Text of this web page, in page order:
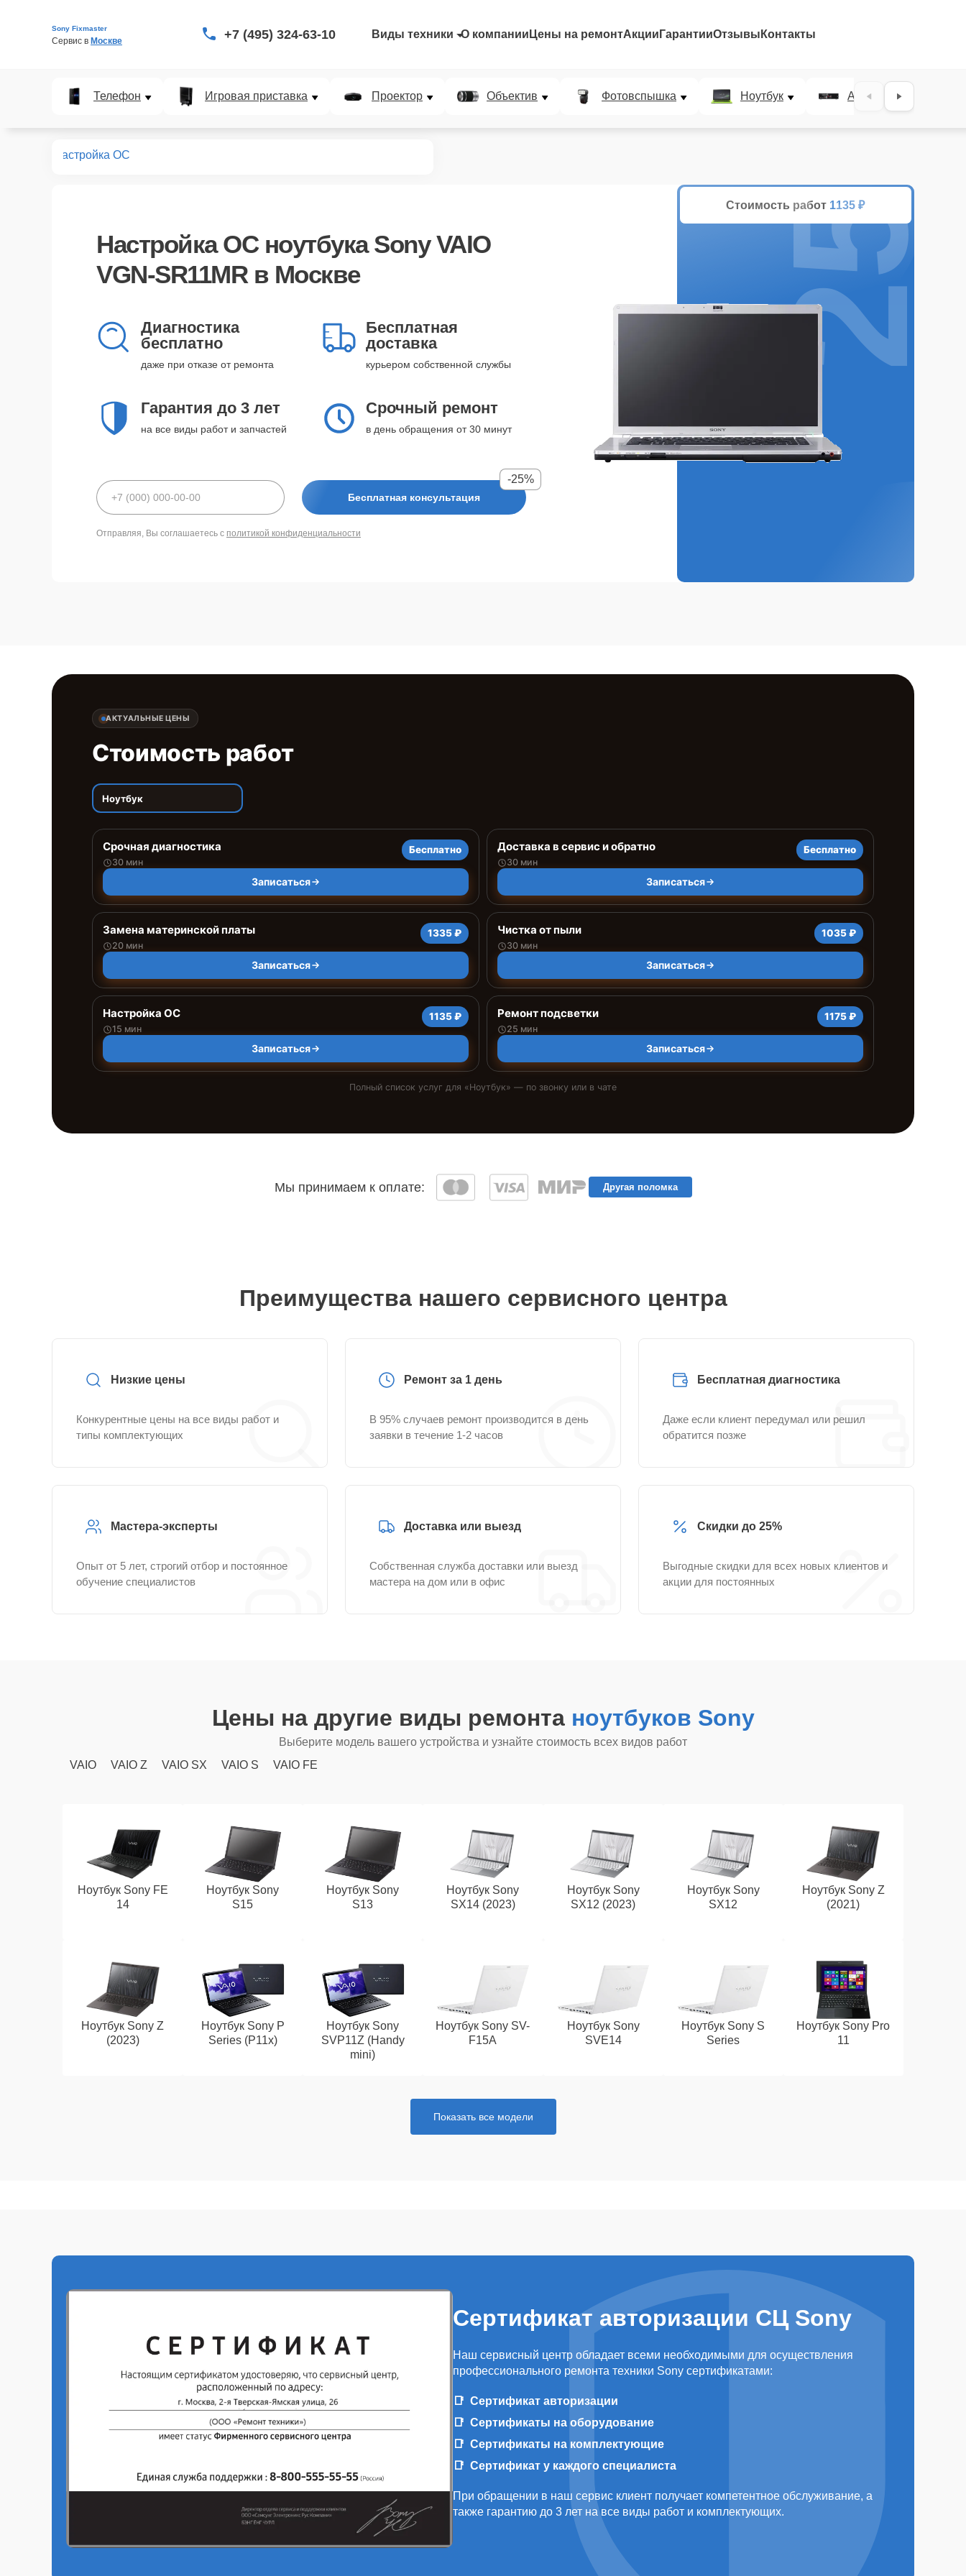
Sony Fixmaster
Сервис в Москве +7 (495) 324-63-10 Виды техники О компании Цены на ремонтАкции ГарантииОтзывы Контакты
Телефон Игровая приставка Проектор Объектив Фотовспышка Ноутбук AV-ресивер
Настройка ОС
Настройка ОС ноутбука Sony VAIO
VGN-SR11MR в Москве
Диагностика
бесплатно
даже при отказе от ремонта
Бесплатная
доставка
курьером собственной службы
Гарантия до 3 лет
на все виды работ и запчастей
Срочный ремонт
в день обращения от 30 минут
Бесплатная консультация
-25%
Отправляя, Вы соглашаетесь с политикой конфиденциальности
Стоимость работ 1135 ₽
25%
АКТУАЛЬНЫЕ ЦЕНЫ
Стоимость работ
Ноутбук
Срочная диагностика
30 мин
Бесплатно
Записаться
Доставка в сервис и обратно
30 мин
Бесплатно
Записаться
Замена материнской платы
20 мин
1335 ₽
Записаться
Чистка от пыли
30 мин
1035 ₽
Записаться
Настройка ОС
15 мин
1135 ₽
Записаться
Ремонт подсветки
25 мин
1175 ₽
Записаться
Полный список услуг для «Ноутбук» — по звонку или в чате
Мы принимаем к оплате: Другая поломка
Преимущества нашего сервисного центра
Низкие цены
Конкурентные цены на все виды работ и
типы комплектующих
Ремонт за 1 день
В 95% случаев ремонт производится в день
заявки в течение 1-2 часов
Бесплатная диагностика
Даже если клиент передумал или решил
обратится позже
Мастера-эксперты
Опыт от 5 лет, строгий отбор и постоянное
обучение специалистов
Доставка или выезд
Собственная служба доставки или выезд
мастера на дом или в офис
Скидки до 25%
Выгодные скидки для всех новых клиентов и
акции для постоянных
Цены на другие виды ремонта ноутбуков Sony
Выберите модель вашего устройства и узнайте стоимость всех видов работ
VAIO
VAIO Z VAIO SX VAIO S VAIO FE
Ноутбук Sony FE
14
Ноутбук Sony
S15
Ноутбук Sony
S13
Ноутбук Sony
SX14 (2023)
Ноутбук Sony
SX12 (2023)
Ноутбук Sony
SX12
Ноутбук Sony Z
(2021)
Ноутбук Sony Z
(2023)
Ноутбук Sony P
Series (P11x)
Ноутбук Sony
SVP11Z (Handy
mini)
Ноутбук Sony SV-
F15A
Ноутбук Sony
SVE14
Ноутбук Sony S
Series
Ноутбук Sony Pro
11
Показать все модели
Сертификат авторизации СЦ Sony
Наш сервисный центр обладает всеми необходимыми для осуществления
профессионального ремонта техники Sony сертификатами:
Сертификат авторизации
Сертификаты на оборудование
Сертификаты на комплектующие
Сертификат у каждого специалиста
При обращении в наш сервис клиент получает компетентное обслуживание, а
также гарантию до 3 лет на все виды работ и комплектующих.